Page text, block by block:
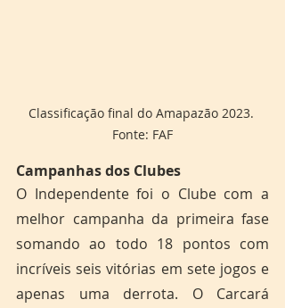
Classificação final do Amapazão 2023.
Fonte: FAF
Campanhas dos Clubes
O Independente foi o Clube com a
melhor campanha da primeira fase
somando ao todo 18 pontos com
incríveis seis vitórias em sete jogos e
apenas uma derrota. O Carcará